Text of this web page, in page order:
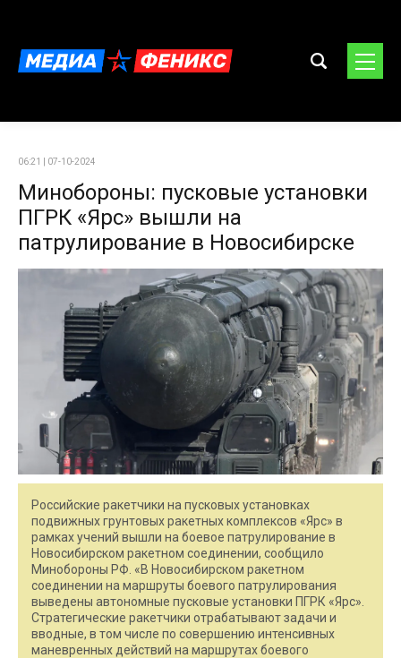
06:21 | 07-10-2024
Минобороны: пусковые установки
ПГРК «Ярс» вышли на
патрулирование в Новосибирске
Российские ракетчики на пусковых установках
подвижных грунтовых ракетных комплексов «Ярс» в
рамках учений вышли на боевое патрулирование в
Новосибирском ракетном соединении, сообщило
Минобороны РФ. «В Новосибирском ракетном
соединении на маршруты боевого патрулирования
выведены автономные пусковые установки ПГРК «Ярс».
Стратегические ракетчики отрабатывают задачи и
вводные, в том числе по совершению интенсивных
маневренных действий на маршрутах боевого